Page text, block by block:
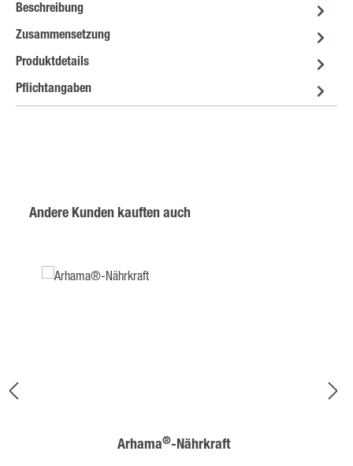
Beschreibung
Zusammensetzung
Produktdetails
Pflichtangaben
Produktgalerie überspringen
Andere Kunden kauften auch
Arhama®-Nährkraft